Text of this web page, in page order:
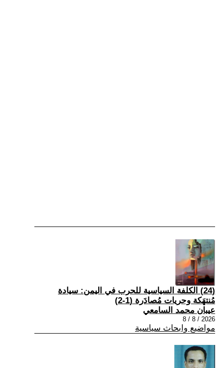
(24) الكلفة السياسية للحرب في اليمن: سيادة
مُنتهَكة وحريات مُصادَرة (1-2)
عيبان محمد السامعي
2026 / 8 / 8
مواضيع وابحاث سياسية